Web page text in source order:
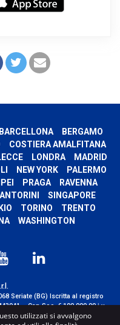
BARCELLONA
BERGAMO
COSTIERA AMALFITANA
LONDRA
MADRID
NEW YORK
PALERMO
PRAGA
RAVENNA
SINGAPORE
TORINO
TRENTO
WASHINGTON
Seriate (BG) Iscritta al registro
– Cap.Soc. € 100.000,00 i.v.
-CREDITS
utilizzati si avvalgono